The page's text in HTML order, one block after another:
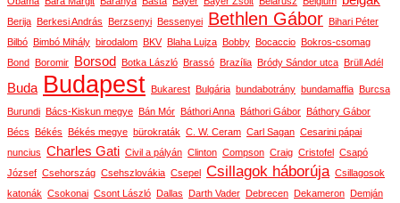
Berija Berkesi András Berzsenyi Bessenyei Bethlen Gábor
Bihari Péter
Bilbó
Bimbó Mihály birodalom BKV Blaha Lujza Bobby Bocaccio
Bokros-csomag
Bond
Boromir Borsod Botka László Brassó Brazília Bródy Sándor utca Brüll Adél
Buda Budapest Bukarest Bulgária bundabotrány bundamaffia Burcsa
Burundi Bács-Kiskun megye Bán Mór Báthori Anna Báthori Gábor
Báthory Gábor
Bécs
Békés Békés megye bürokraták C. W. Ceram Carl Sagan Cesarini pápai
nuncius Charles Gati Civil a pályán Clinton Compson Craig Cristofel
Csapó
József Csehország Csehszlovákia Csepel Csillagok háborúja Csillagosok
katonák Csokonai Csont László Dallas Darth Vader Debrecen Dekameron
Demján